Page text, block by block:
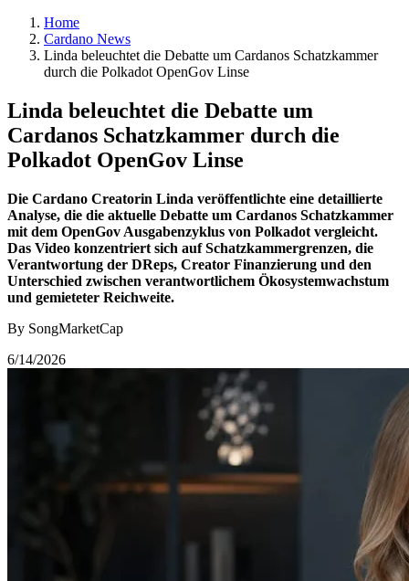
Home
Cardano News
Linda beleuchtet die Debatte um Cardanos Schatzkammer
durch die Polkadot OpenGov Linse
Linda beleuchtet die Debatte um
Cardanos Schatzkammer durch die
Polkadot OpenGov Linse
Die Cardano Creatorin Linda veröffentlichte eine detaillierte
Analyse, die die aktuelle Debatte um Cardanos Schatzkammer
mit dem OpenGov Ausgabenzyklus von Polkadot vergleicht.
Das Video konzentriert sich auf Schatzkammergrenzen, die
Verantwortung der DReps, Creator Finanzierung und den
Unterschied zwischen verantwortlichem Ökosystemwachstum
und gemieteter Reichweite.
By SongMarketCap
6/14/2026